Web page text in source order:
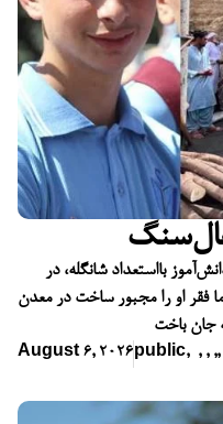
بااستعداد شانگله، در
نمره گرفت، اما فقر او را مجبور ساخت در معدن
جان باخت
August 6, 2026 public, ,,,,